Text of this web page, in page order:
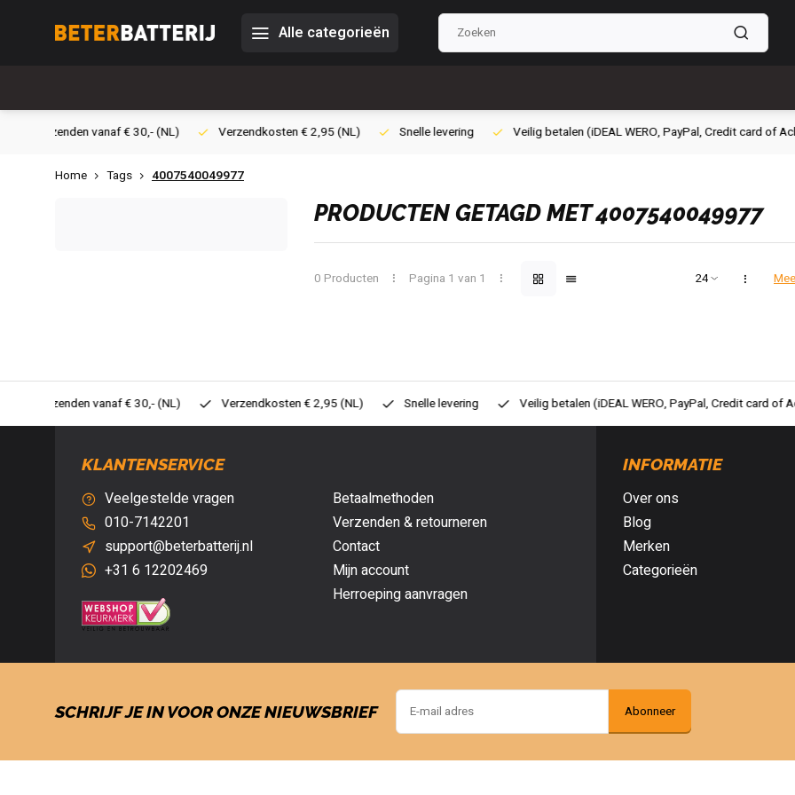
Alle categorieën
Verzendkosten € 2,95 (NL) Snelle levering Veilig betalen (iDEAL WERO, PayPal, Credit card of Achteraf betalen)
Home Tags 4007540049977
PRODUCTEN GETAGD MET 4007540049977
0 Producten Pagina 1 van 1
Verzendkosten € 2,95 (NL) Snelle levering Veilig betalen (iDEAL WERO, PayPal, Credit card of Achteraf betalen)
KLANTENSERVICE
Veelgestelde vragen
010-7142201
support@beterbatterij.nl
+31 6 12202469
Betaalmethoden
Verzenden & retourneren
Contact
Mijn account
Herroeping aanvragen
INFORMATIE
Over ons
Blog
Merken
Categorieën
SCHRIJF JE IN VOOR ONZE NIEUWSBRIEF Abonneer